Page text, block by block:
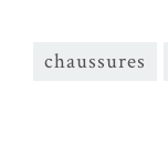
chaussures